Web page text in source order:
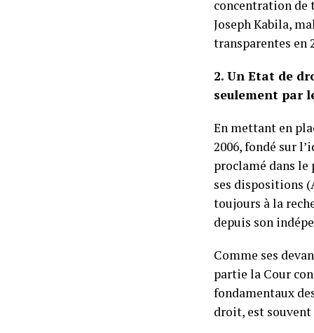
concentration de
Joseph Kabila,
transparentes en
2. Un Etat de
seulement par
En mettant en
2006, fondé sur
proclamé dans
ses dispositions
toujours à la
depuis son
Comme ses
partie la Cour
fondamentaux
droit, est souvent